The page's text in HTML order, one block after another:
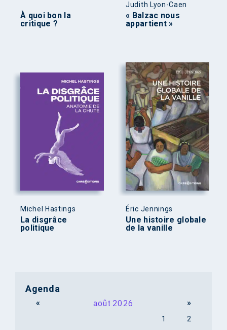
À quoi bon la
critique ?
Judith Lyon-Caen
« Balzac nous
appartient »
Michel Hastings
La disgrâce
politique
Éric Jennings
Une histoire globale
de la vanille
Agenda
« août 2026 »
1
2